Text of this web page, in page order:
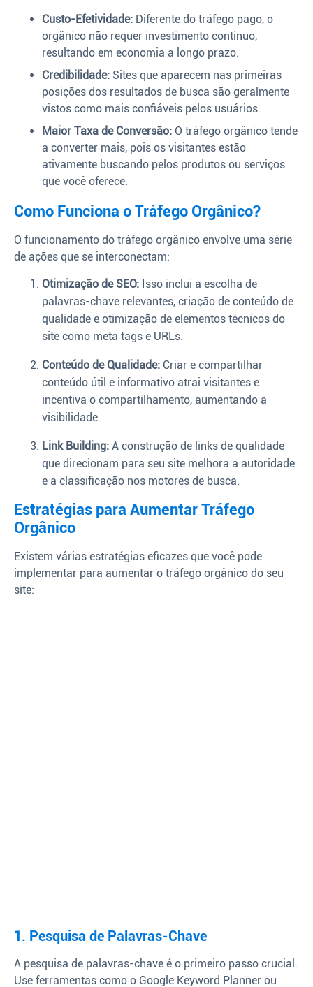
Custo-Efetividade: Diferente do tráfego pago, o
orgânico não requer investimento contínuo,
resultando em economia a longo prazo.
Credibilidade: Sites que aparecem nas primeiras
posições dos resultados de busca são geralmente
vistos como mais confiáveis pelos usuários.
Maior Taxa de Conversão: O tráfego orgânico tende
a converter mais, pois os visitantes estão
ativamente buscando pelos produtos ou serviços
que você oferece.
Como Funciona o Tráfego Orgânico?
O funcionamento do tráfego orgânico envolve uma série
de ações que se interconectam:
Otimização de SEO: Isso inclui a escolha de
palavras-chave relevantes, criação de conteúdo de
qualidade e otimização de elementos técnicos do
site como meta tags e URLs.
Conteúdo de Qualidade: Criar e compartilhar
conteúdo útil e informativo atrai visitantes e
incentiva o compartilhamento, aumentando a
visibilidade.
Link Building: A construção de links de qualidade
que direcionam para seu site melhora a autoridade
e a classificação nos motores de busca.
Estratégias para Aumentar Tráfego
Orgânico
Existem várias estratégias eficazes que você pode
implementar para aumentar o tráfego orgânico do seu
site:
1. Pesquisa de Palavras-Chave
A pesquisa de palavras-chave é o primeiro passo crucial.
Use ferramentas como o Google Keyword Planner ou